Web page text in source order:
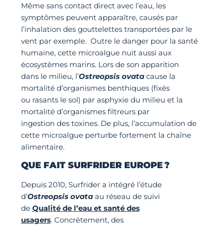
Même sans contact direct avec l’eau, les
symptômes peuvent apparaître, causés par
l’inhalation des gouttelettes transportées par le
vent par exemple. Outre le danger pour la santé
humaine, cette microalgue nuit aussi aux
écosystèmes marins. Lors de son apparition
dans le milieu, l’Ostreopsis ovatacause la
mortalité d’organismes benthiques (fixés
ou rasants le sol) par asphyxie du milieu et la
mortalité d’organismes filtreurs par
ingestion des toxines. De plus, l’accumulation de
cette microalgue perturbe fortement la chaîne
alimentaire.
QUE FAIT SURFRIDER EUROPE?
Depuis 2010, Surfrider a intégré l’étude
d’Ostreopsis ovataau réseau de suivi
de Qualité de l’eau et santé des
usagers. Concrètement, des